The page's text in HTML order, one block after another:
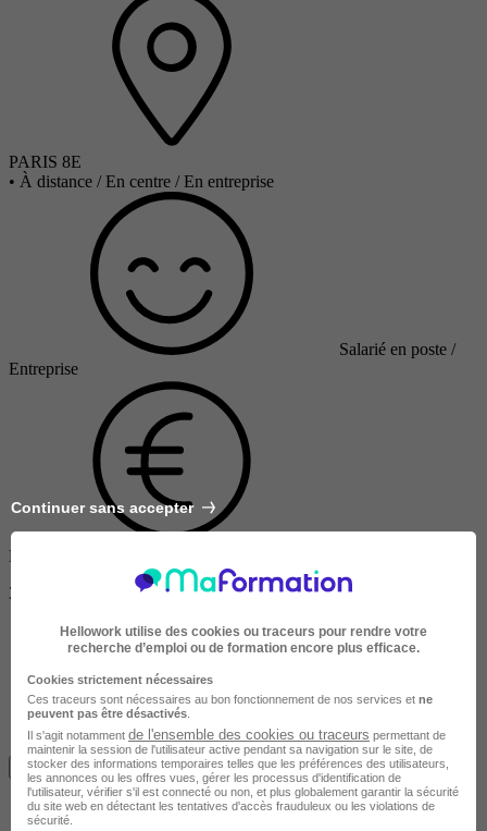
PARIS 8E
• À distance / En centre / En entreprise
Salarié en poste /
Entreprise
Finançable CPF
3800 €
Je m'informe gratuitement
Continuer sans accepter
Hellowork utilise des cookies ou traceurs pour rendre votre
recherche d’emploi ou de formation encore plus efficace.
Cookies strictement nécessaires
Ces traceurs sont nécessaires au bon fonctionnement de nos services et ne
peuvent pas être désactivés
Il s'agit notamment de l'ensemble des cookies ou traceurs permettant de
maintenir la session de l'utilisateur active pendant sa navigation sur le site, de
stocker des informations temporaires telles que les préférences des utilisateurs,
les annonces ou les offres vues, gérer les processus d'identification de
l'utilisateur, vérifier s'il est connecté ou non, et plus globalement garantir la sécurité
du site web en détectant les tentatives d'accès frauduleux ou les violations de
sécurité.